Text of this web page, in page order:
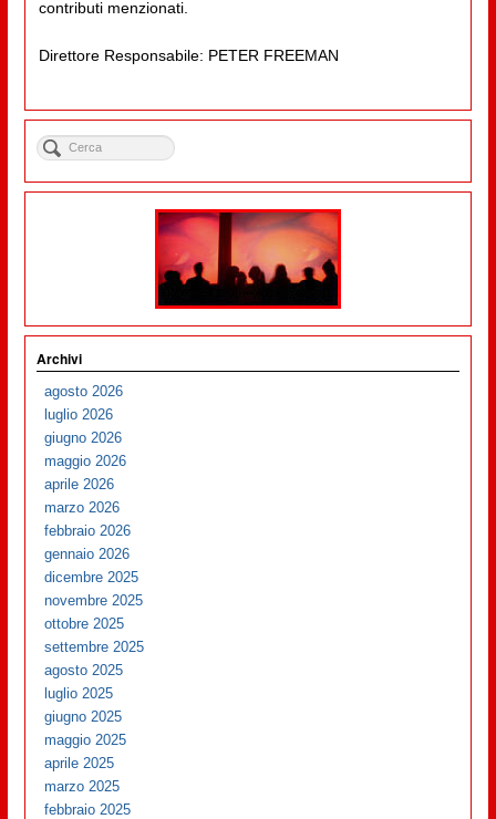
contributi menzionati.
Direttore Responsabile: PETER FREEMAN
Archivi
agosto 2026
luglio 2026
giugno 2026
maggio 2026
aprile 2026
marzo 2026
febbraio 2026
gennaio 2026
dicembre 2025
novembre 2025
ottobre 2025
settembre 2025
agosto 2025
luglio 2025
giugno 2025
maggio 2025
aprile 2025
marzo 2025
febbraio 2025